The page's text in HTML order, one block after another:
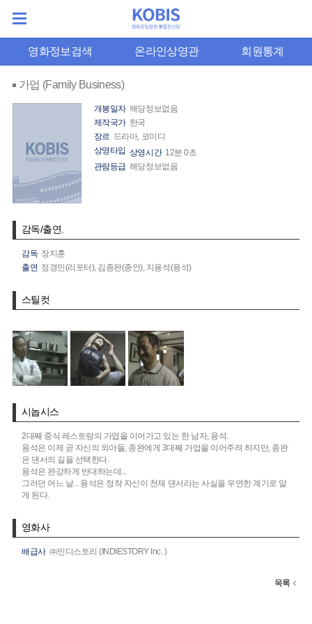
영화정보검색 온라인상영관 회원통계
가업 (Family Business)
개봉일자 해당정보없음
제작국가 한국
장르 드라마, 코미디
상영타입 상영시간 12분 0초
관람등급 해당정보없음
감독/출연.
감독 장지훈
출연 정경민(리포터), 김종완(종안), 지용석(용석)
스틸컷
시놉시스
2대째 중식 레스토랑의 가업을 이어가고 있는 한 남자, 용석.
용석은 이제 곧 자신의 외아들, 종완에게 3대째 가업을 이어주려 하지만, 종완
은 댄서의 길을 선택한다.
용석은 완강하게 반대하는데...
그러던 어느 날... 용석은 정작 자신이 천재 댄서라는 사실을 우연한 계기로 알
게 된다.
영화사
배급사 ㈜인디스토리 (INDIESTORY Inc. )
목록